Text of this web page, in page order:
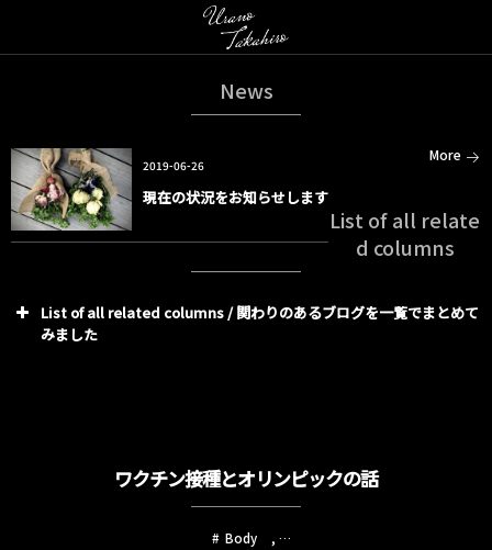
News
2019-06-26
現在の状況をお知らせします
More
List of all relate
d columns
List of all related columns / 関わりのあるブログを一覧でまとめて
みました
ワクチン接種とオリンピックの話
Body
, …